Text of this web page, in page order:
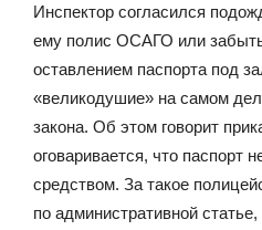
Инспектор согласился
ему полис ОСАГО или
оставлением паспорта под
«великодушие» на самом
закона. Об этом говорит
оговаривается, что паспорт
средством. За такое
по административной